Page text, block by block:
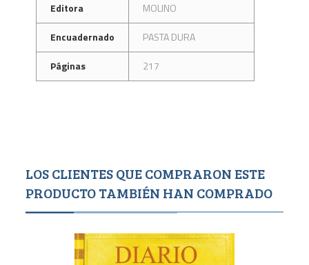
Editora
MOLINO
Encuadernado
PASTA DURA
Páginas
217
LOS CLIENTES QUE COMPRARON ESTE
PRODUCTO TAMBIÉN HAN COMPRADO